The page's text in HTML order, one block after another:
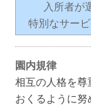
入所者が
特別なサー
園内規律
相互の人格を
おくるように努